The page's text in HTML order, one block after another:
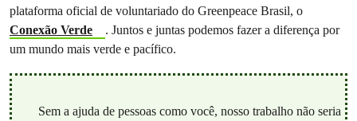
plataforma oficial de voluntariado do Greenpeace Brasil, o
Conexão Verde
. Juntos e juntas podemos fazer a diferença por
um mundo mais verde e pacífico.
Sem a ajuda de pessoas como você, nosso trabalho não seria